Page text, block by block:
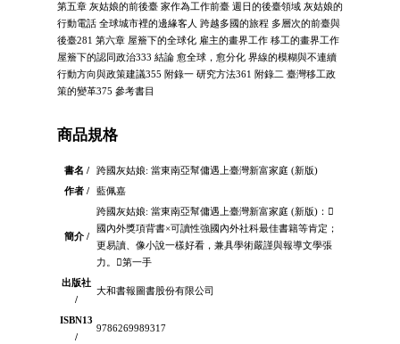
第五章 灰姑娘的前後臺 家作為工作前臺 週日的後臺領域 灰姑娘的
行動電話 全球城市裡的邊緣客人 跨越多國的旅程 多層次的前臺與
後臺281 第六章 屋簷下的全球化 雇主的畫界工作 移工的畫界工作
屋簷下的認同政治333 結論 愈全球，愈分化 界線的模糊與不連續
行動方向與政策建議355 附錄一 研究方法361 附錄二 臺灣移工政
策的變革375 參考書目
商品規格
書名 /
跨國灰姑娘: 當東南亞幫傭遇上臺灣新富家庭 (新版)
作者 /
藍佩嘉
簡介 /
跨國灰姑娘: 當東南亞幫傭遇上臺灣新富家庭 (新版)：
國內外獎項背書×可讀性強國內外社科最佳書籍等肯定；
更易讀、像小說一樣好看，兼具學術嚴謹與報導文學張
力。第一手
出版社
/
大和書報圖書股份有限公司
ISBN13
/
9786269989317